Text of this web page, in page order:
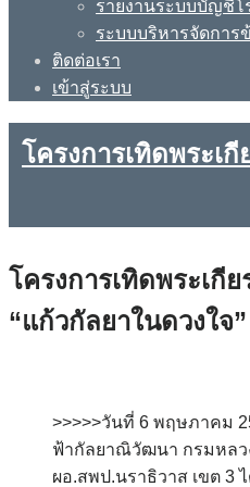
รายงานระบบบัญชีโ
ระบบบริหารจัดการ
ติดต่อเรา
เข้าสู่ระบบ
โครงการเทิดพระเ
โครงการเทิดพระเกี
“แก้วกัลยาในดวงใจ”
>>>>>วันที่ 6 พฤษภาคม
ฟ้ากัลยาณิวัฒนา กรมหลว
ผอ.สพป.นราธิวาส เขต 3